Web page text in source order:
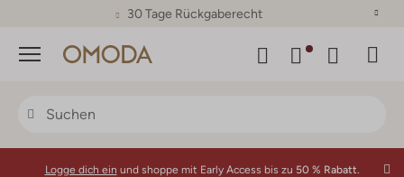
30 Tage Rückgaberecht
Menü
Logge dich ein und shoppe mit Early Access bis zu 50 % Rabatt.